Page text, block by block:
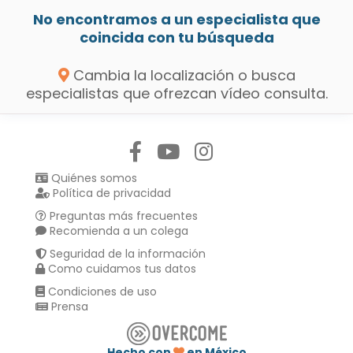
No encontramos a un especialista que
coincida con tu búsqueda
Cambia la localización o busca
especialistas que ofrezcan vídeo consulta.
Quiénes somos
Política de privacidad
Preguntas más frecuentes
Recomienda a un colega
Seguridad de la información
Como cuidamos tus datos
Condiciones de uso
Prensa